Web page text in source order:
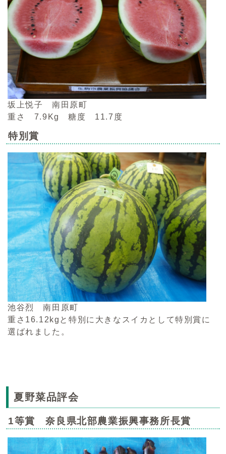
坂上悦子 南田原町
重さ 7.9Kg 糖度 11.7度
特別賞
池谷烈 南田原町
重さ16.12kgと特別に大きなスイカとして特別賞に
選ばれました。
夏野菜品評会
1等賞 奈良県北部農業振興事務所長賞